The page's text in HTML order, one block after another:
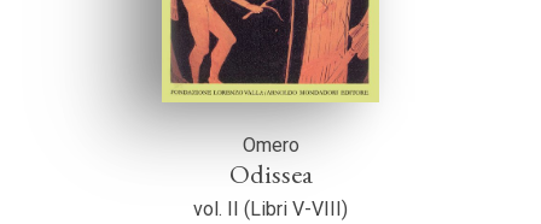
Omero
Odissea
vol. II (Libri V-VIII)